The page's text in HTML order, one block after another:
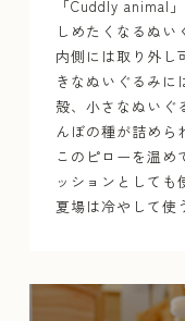
「Cuddly animal
しめたくなるぬい
内側には取り外し
きなぬいぐるみに
殻、小さなぬいぐ
んぼの種が詰めら
このピローを温め
ッションとしても
夏場は冷やして